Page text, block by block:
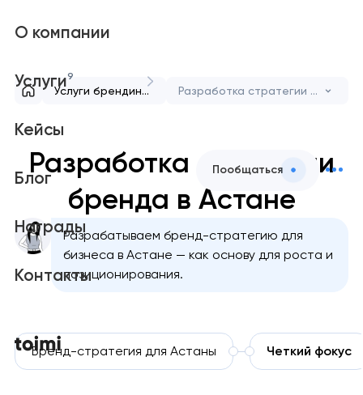
О компании
Услуги9
Кейсы
Блог
Награды
Контакты
Пообщаться
Услуги брендинга Разработка стратегии бренда
Разработка стратегии
бренда в Астане
Разрабатываем бренд-стратегию для
бизнеса в Астане — как основу для роста и
позиционирования.
Бренд-стратегия для Астаны Четкий фокус